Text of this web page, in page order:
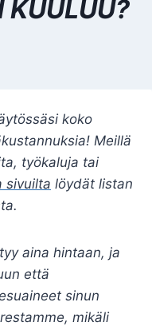
KUULUU?
koko
Meillä
työkaluja tai
sivuilta löydät listan
aina hintaan, ja
että
sinun
mikäli